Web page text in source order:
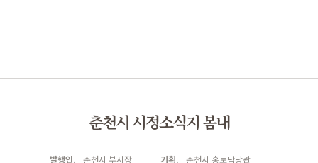
춘천시 시정소식지 봄내
발행인. 춘천시 부시장 기획. 춘천시 홍보담당관